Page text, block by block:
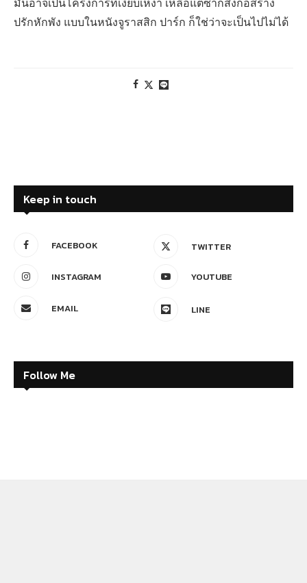
มันอาจเป็นโครงการที่เงียบเหงา เหลือแต่ซากสิ่งก่อสร้าง
ปรักหักพัง แบบในหนังจูราสสิก ปาร์ก ก็ใช่ว่าจะเป็นไปไม่ได้
Keep in touch
FACEBOOK TWITTER
INSTAGRAM YOUTUBE
EMAIL LINE
Follow Me